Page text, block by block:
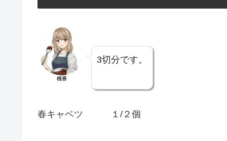
桃香
3切分です。
春キャベツ １/２個